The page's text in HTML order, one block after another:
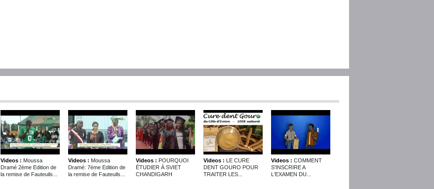
Videos : Moussa
Dramé 2ème Edition de
la remise de Fauteuils...
Videos : Moussa
Dramé: 7ème Edition de
la remise de Fauteuils...
Videos : POURQUOI
ÉTUDIER À SVIET
CHANDIGARH
Videos : LE CURE
DENT GOURO POUR
TRAITER LES...
Videos : COMMENT
S'INSCRIRE A
L'EXAMEN DU...